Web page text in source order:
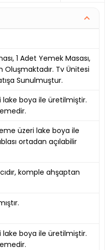
1 Adet Yemek Masası,
Tv Ünitesi
Sunulmuştur.
lake boya ile üretilmiştir.
üzeri lake boya ile
ortadan açılabilir
komple ahşaptan
lake boya ile üretilmiştir.